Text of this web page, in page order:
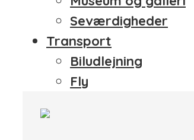
Seværdigheder
Transport
Biludlejning
Fly